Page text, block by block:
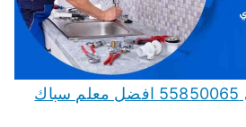
فني صحي جابر العلي 55850065 افضل معلم سباك